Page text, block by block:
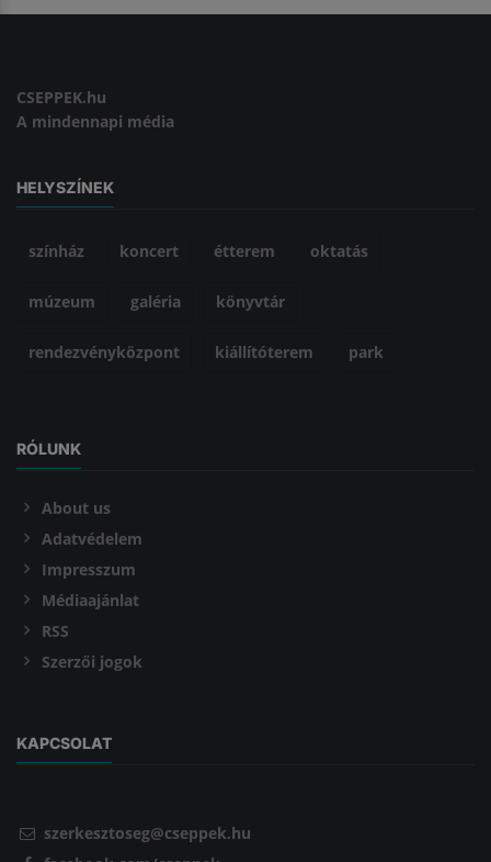
CSEPPEK.hu
A mindennapi média
HELYSZÍNEK
színház koncert étterem oktatás
múzeum galéria könyvtár
rendezvényközpont kiállítóterem park
RÓLUNK
About us
Adatvédelem
Impresszum
Médiaajánlat
RSS
Szerzői jogok
KAPCSOLAT
szerkesztoseg@cseppek.hu